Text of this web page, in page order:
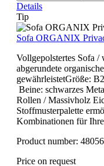
Details
Tip
Sofa ORGANIX
Vollgepolstertes Sofa /
abgerundete
gewährleistetGröße:
Beine: schwarzes
Rollen / Massivholz
Stoffmusterpalette
Kombinationen für
Product number:
Price on request